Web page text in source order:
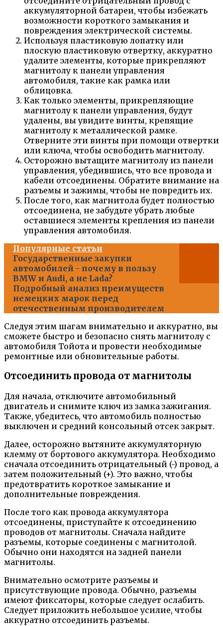
аккумуляторной батареи, чтобы избежать
возможности короткого замыкания и
повреждения электрической системы.
Используя пластиковую лопатку или
плоскую пластиковую отвертку, аккуратно
удалите элементы, которые прикрепляют
магнитолу к панели управления
автомобиля, такие как рамка или
облицовка.
Как только элементы, прикрепляющие
магнитолу к панели управления, будут
удалены, вы увидите винты, крепящие
магнитолу к металлической рамке.
Отверните эти винты при помощи отвертки
или ключа, чтобы освободить магнитолу.
Осторожно вытащите магнитолу из панели
управления, убедившись, что все провода и
кабели отсоединены. Обратите внимание на
разъемы и зажимы, чтобы не повредить их.
После того, как магнитола будет полностью
отсоединена, не забудьте убрать любые
оставшиеся элементы крепления из панели
управления автомобиля.
Популярные статьи
Государственные закупки
автомобилей - почему в пользу
BMW и Audi, а не Lada?
Подробный анализ преимуществ
немецких марок перед
отечественным производителем
Следуя этим шагам внимательно и аккуратно, вы
сможете быстро и безопасно снять магнитолу с
автомобиля Тойота и провести необходимые
ремонтные или обновительные работы.
Отсоединить провода от магнитолы
Для начала, отключите автомобильный
двигатель и снимите ключ из замка зажигания.
Также, убедитесь, что автомобиль полностью
выключен и средний консольный отсек закрыт.
Далее, осторожно вытяните аккумуляторную
клемму от бортового аккумулятора. Необходимо
сначала отсоединить отрицательный (-) провод, а
затем положительный (+). Это важно, чтобы
предотвратить короткое замыкание и
дополнительные повреждения.
После того как провода аккумулятора
отсоединены, приступайте к отсоединению
проводов от магнитолы. Сначала найдите
разъемы, которые соединены с магнитолой.
Обычно они находятся на задней панели
магнитолы.
Внимательно осмотрите разъемы и
присутствующие провода. Обычно, разъемы
имеют фиксаторы, которые следует ослабить.
Следует приложить небольшое усилие, чтобы
аккуратно отсоединить разъемы.